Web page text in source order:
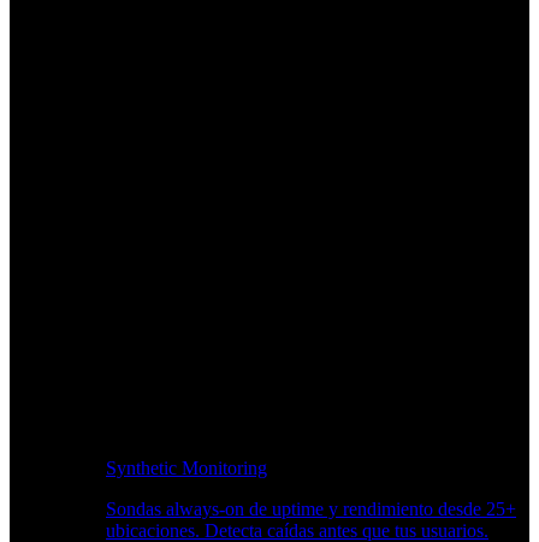
Synthetic Monitoring
Sondas always-on de uptime y rendimiento desde 25+
ubicaciones. Detecta caídas antes que tus usuarios.